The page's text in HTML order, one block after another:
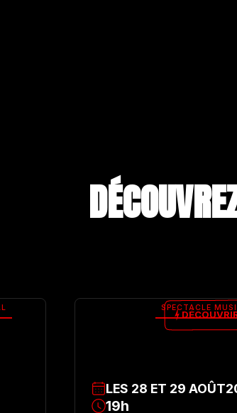
LES 28 ET 29 AOÛT
19h
SPECTACLE